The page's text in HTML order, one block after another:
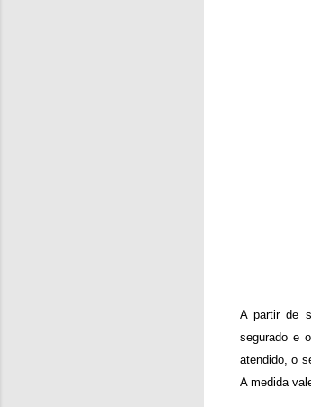
A partir de
segurado e
atendido, o
A medida